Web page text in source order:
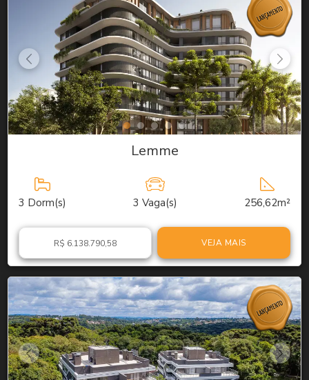
Lemme
3 Dorm(s) 3 Vaga(s) 256,62m²
R$ 6.138.790,58 VEJA MAIS